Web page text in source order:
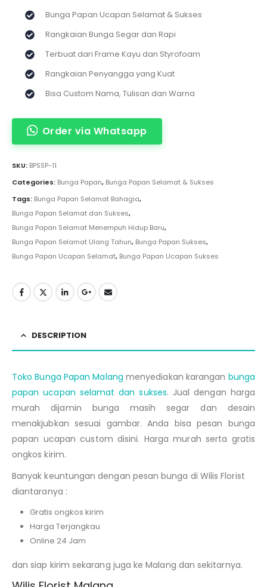
Bunga Papan Ucapan Selamat & Sukses
Rangkaian Bunga Segar dan Rapi
Terbuat dari Frame Kayu dan Styrofoam
Rangkaian Penyangga yang Kuat
Bisa Custom Nama, Tulisan dan Warna
Order via Whatsapp
SKU: BPSSP-11
Categories: Bunga Papan, Bunga Papan Selamat & Sukses
Tags: Bunga Papan Selamat Bahagia,
Bunga Papan Selamat dan Sukses,
Bunga Papan Selamat Menempuh Hidup Baru,
Bunga Papan Selamat Ulang Tahun, Bunga Papan Sukses,
Bunga Papan Ucapan Selamat, Bunga Papan Ucapan Sukses
DESCRIPTION
Toko Bunga Papan Malang menyediakan karangan bunga
papan ucapan selamat dan sukses. Jual dengan harga
murah dijamin bunga masih segar dan desain
menakjubkan sesuai gambar. Anda bisa pesan bunga
papan ucapan custom disini. Harga murah serta gratis
ongkos kirim.
Banyak keuntungan dengan pesan bunga di Wilis Florist
diantaranya :
Gratis ongkos kirim
Harga Terjangkau
Online 24 Jam
dan siap kirim sekarang juga ke Malang dan sekitarnya.